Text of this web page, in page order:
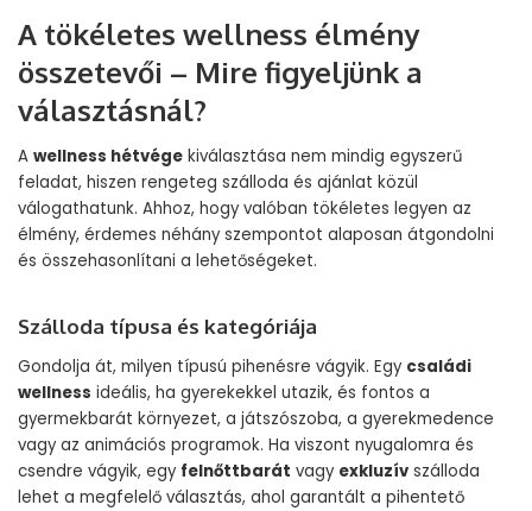
A tökéletes wellness élmény
összetevői – Mire figyeljünk a
választásnál?
A wellness hétvége kiválasztása nem mindig egyszerű
feladat, hiszen rengeteg szálloda és ajánlat közül
válogathatunk. Ahhoz, hogy valóban tökéletes legyen az
élmény, érdemes néhány szempontot alaposan átgondolni
és összehasonlítani a lehetőségeket.
Szálloda típusa és kategóriája
Gondolja át, milyen típusú pihenésre vágyik. Egy családi
wellness ideális, ha gyerekekkel utazik, és fontos a
gyermekbarát környezet, a játszószoba, a gyerekmedence
vagy az animációs programok. Ha viszont nyugalomra és
csendre vágyik, egy felnőttbarát vagy exkluzív szálloda
lehet a megfelelő választás, ahol garantált a pihentető